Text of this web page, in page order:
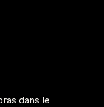
dans le